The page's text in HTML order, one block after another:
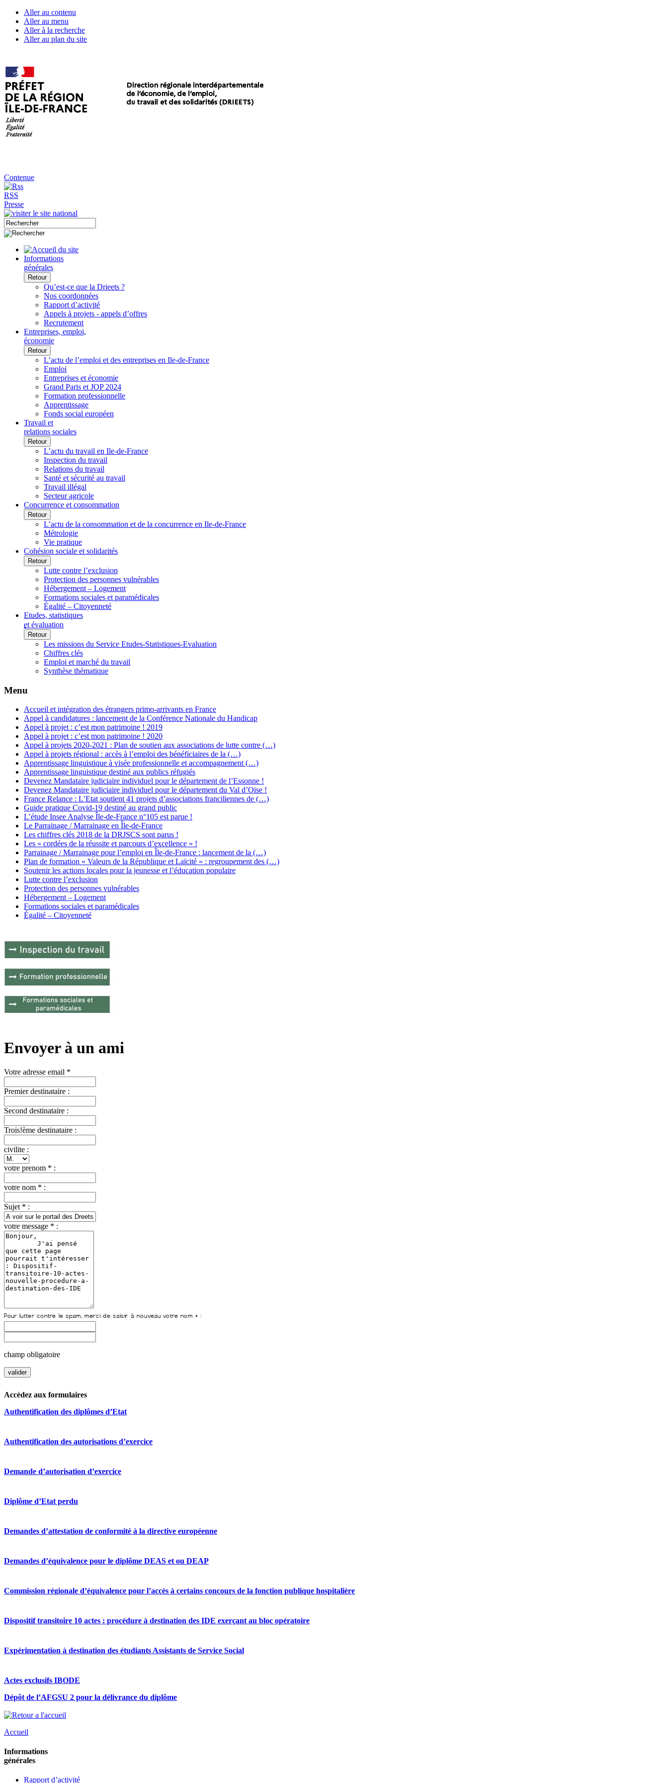
Aller au contenu
Aller au menu
Aller à la recherche
Aller au plan du site
Contenue
RSS
Presse
Informations
générales
Retour
Qu’est-ce que la Drieets ?
Nos coordonnées
Rapport d’activité
Appels à projets - appels d’offres
Recrutement
Entreprises, emploi,
économie
Retour
L’actu de l’emploi et des entreprises en Ile-de-France
Emploi
Entreprises et économie
Grand Paris et JOP 2024
Formation professionnelle
Apprentissage
Fonds social européen
Travail et
relations sociales
Retour
L’actu du travail en Ile-de-France
Inspection du travail
Relations du travail
Santé et sécurité au travail
Travail illégal
Secteur agricole
Concurrence et consommation
Retour
L’actu de la consommation et de la concurrence en Ile-de-France
Métrologie
Vie pratique
Cohésion sociale et solidarités
Retour
Lutte contre l’exclusion
Protection des personnes vulnérables
Hébergement – Logement
Formations sociales et paramédicales
Égalité – Citoyenneté
Etudes, statistiques
et évaluation
Retour
Les missions du Service Etudes-Statistiques-Evaluation
Chiffres clés
Emploi et marché du travail
Synthèse thématique
Menu
Accueil et intégration des étrangers primo-arrivants en France
Appel à candidatures : lancement de la Conférence Nationale du Handicap
Appel à projet : c’est mon patrimoine ! 2019
Appel à projet : c’est mon patrimoine ! 2020
Appel à projets 2020-2021 : Plan de soutien aux associations de lutte contre (…)
Appel à projets régional : accès à l’emploi des bénéficiaires de la (…)
Apprentissage linguistique à visée professionnelle et accompagnement (…)
Apprentissage linguistique destiné aux publics réfugiés
Devenez Mandataire judiciaire individuel pour le département de l’Essonne !
Devenez Mandataire judiciaire individuel pour le département du Val d’Oise !
France Relance : L’Etat soutient 41 projets d’associations franciliennes de (…)
Guide pratique Covid-19 destiné au grand public
L’étude Insee Analyse Île-de-France n°105 est parue !
Le Parrainage / Marrainage en Île-de-France
Les chiffres clés 2018 de la DRJSCS sont parus !
Les « cordées de la réussite et parcours d’excellence » !
Parrainage / Marrainage pour l’emploi en Île-de-France : lancement de la (…)
Plan de formation « Valeurs de la République et Laïcité » : regroupement des (…)
Soutenir les actions locales pour la jeunesse et l’éducation populaire
Lutte contre l’exclusion
Protection des personnes vulnérables
Hébergement – Logement
Formations sociales et paramédicales
Égalité – Citoyenneté
Envoyer à un ami
Votre adresse email *
Premier destinataire :
Second destinataire :
Trois!ème destinataire :
civilite :
votre prenom * :
votre nom * :
Sujet * :
votre message * :
champ obligatoire
Accédez aux formulaires
Authentification des diplômes d’Etat
Authentification des autorisations d’exercice
Demande d’autorisation d’exercice
Diplôme d’Etat perdu
Demandes d’attestation de conformité à la directive européenne
Demandes d’équivalence pour le diplôme DEAS et ou DEAP
Commission régionale d’équivalence pour l’accès à certains concours de la fonction publique hospitalière
Dispositif transitoire 10 actes : procédure à destination des IDE exerçant au bloc opératoire
Expérimentation à destination des étudiants Assistants de Service Social
Actes exclusifs IBODE
Dépôt de l’AFGSU 2 pour la délivrance du diplôme
Accueil
Informations
générales
Rapport d’activité